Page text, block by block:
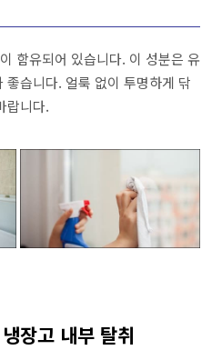
함유되어 있습니다. 이 성분은 유
좋습니다. 얼룩 없이 투명하게 닦
랍니다.
장고 내부 탈취